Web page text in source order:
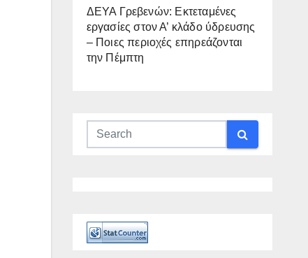
ΔΕΥΑ Γρεβενών: Εκτεταμένες
εργασίες στον Α’ κλάδο ύδρευσης
– Ποιες περιοχές επηρεάζονται
την Πέμπτη